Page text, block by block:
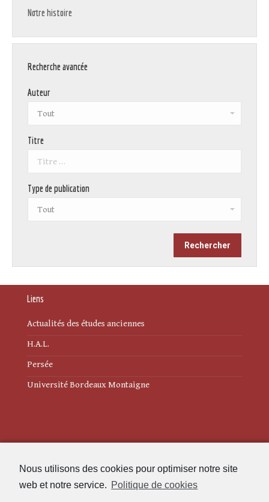
Nous utilisons des cookies pour optimiser notre site
web et notre service. Politique de cookies
Notre histoire
Recherche avancée
Auteur
Titre
Type de publication
Liens
Actualités des études anciennes
H.A.L.
Persée
Université Bordeaux Montaigne
Politique de cookies (UE)